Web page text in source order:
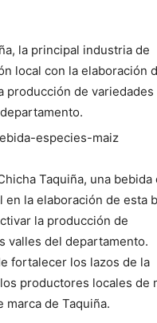
la principal industria de
local con la elaboración
producción de variedades
Taquiña, una bebida
la elaboración de esta
la producción de
valles del departamento.
fortalecer los lazos de la
productores locales de
marca de Taquiña.